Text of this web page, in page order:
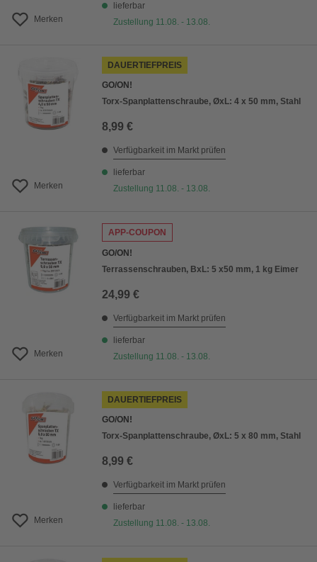
Merken
lieferbar
Zustellung 11.08. - 13.08.
Merken
DAUERTIEFPREIS
GO/ON!
Torx-Spanplattenschraube, ØxL: 4 x 50 mm, Stahl
8,99 €
Verfügbarkeit im Markt prüfen
lieferbar
Zustellung 11.08. - 13.08.
Merken
APP-COUPON
GO/ON!
Terrassenschrauben, BxL: 5 x50 mm, 1 kg Eimer
24,99 €
Verfügbarkeit im Markt prüfen
lieferbar
Zustellung 11.08. - 13.08.
Merken
DAUERTIEFPREIS
GO/ON!
Torx-Spanplattenschraube, ØxL: 5 x 80 mm, Stahl
8,99 €
Verfügbarkeit im Markt prüfen
lieferbar
Zustellung 11.08. - 13.08.